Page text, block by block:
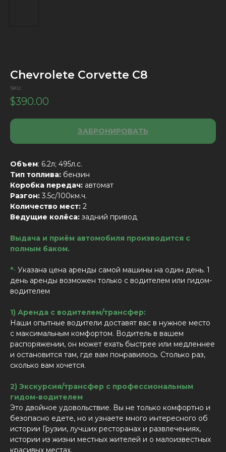
Chevrolete Corvette C8
SKU:
$390.00
ЗАБРОНИРОВАТЬ
Объем: 6.2л; 495л.с.
Тип топлива: бензин
Коробка передач: автомат
Разгон: 3.5с/100км.ч.
Количество мест: 2
Ведущие колёса: задний привод
Выдача и приём автомобиля производится с
полным баком.
*- Указана цена аренды самой машины на один день. 1
день аренды возможен только с водителем или гидом-
водителем
1) Аренда с водителем/трансфер:
Наши опытные водители доставят вас в нужное место
с максимальным комфортом. Водитель в вашем
распоряжении, он может ехать быстрее или медленнее
и остановится там, где вам понравилось. Столько раз,
сколько вам хочется.
2) Экскурсия/трансфер с профессиональным
гидом-водителем
Это двойное удовольствие. Вы не только комфортно и
безопасно едете, но и узнаете много интересного об
истории Грузии, лучших ресторанах и развлечениях,
истории из жизни местных жителей и о малоизвестных
красивых местах.